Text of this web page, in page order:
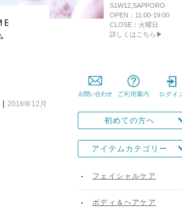
S1W12,SAPPORO
OPEN：11:00-19:00
CLOSE：火曜日
詳しくはこちら▶
| 2016年12月
初めての方へ
アイテムカテゴリー
フェイシャルケア
ボディ＆ヘアケア